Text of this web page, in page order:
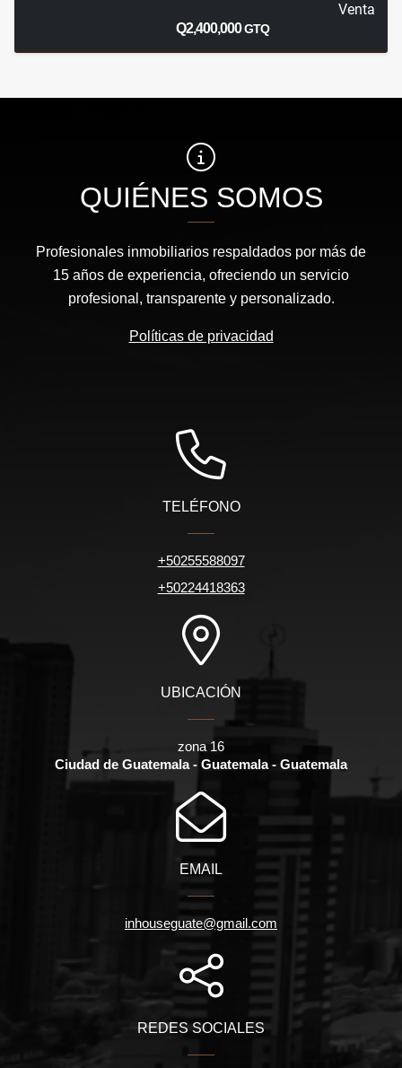
Venta
Q2,400,000GTQ
QUIÉNES SOMOS
Profesionales inmobiliarios respaldados por más de
15 años de experiencia, ofreciendo un servicio
profesional, transparente y personalizado.
Políticas de privacidad
TELÉFONO
+50255588097
+50224418363
UBICACIÓN
zona 16
Ciudad de Guatemala - Guatemala - Guatemala
EMAIL
inhouseguate@gmail.com
REDES SOCIALES